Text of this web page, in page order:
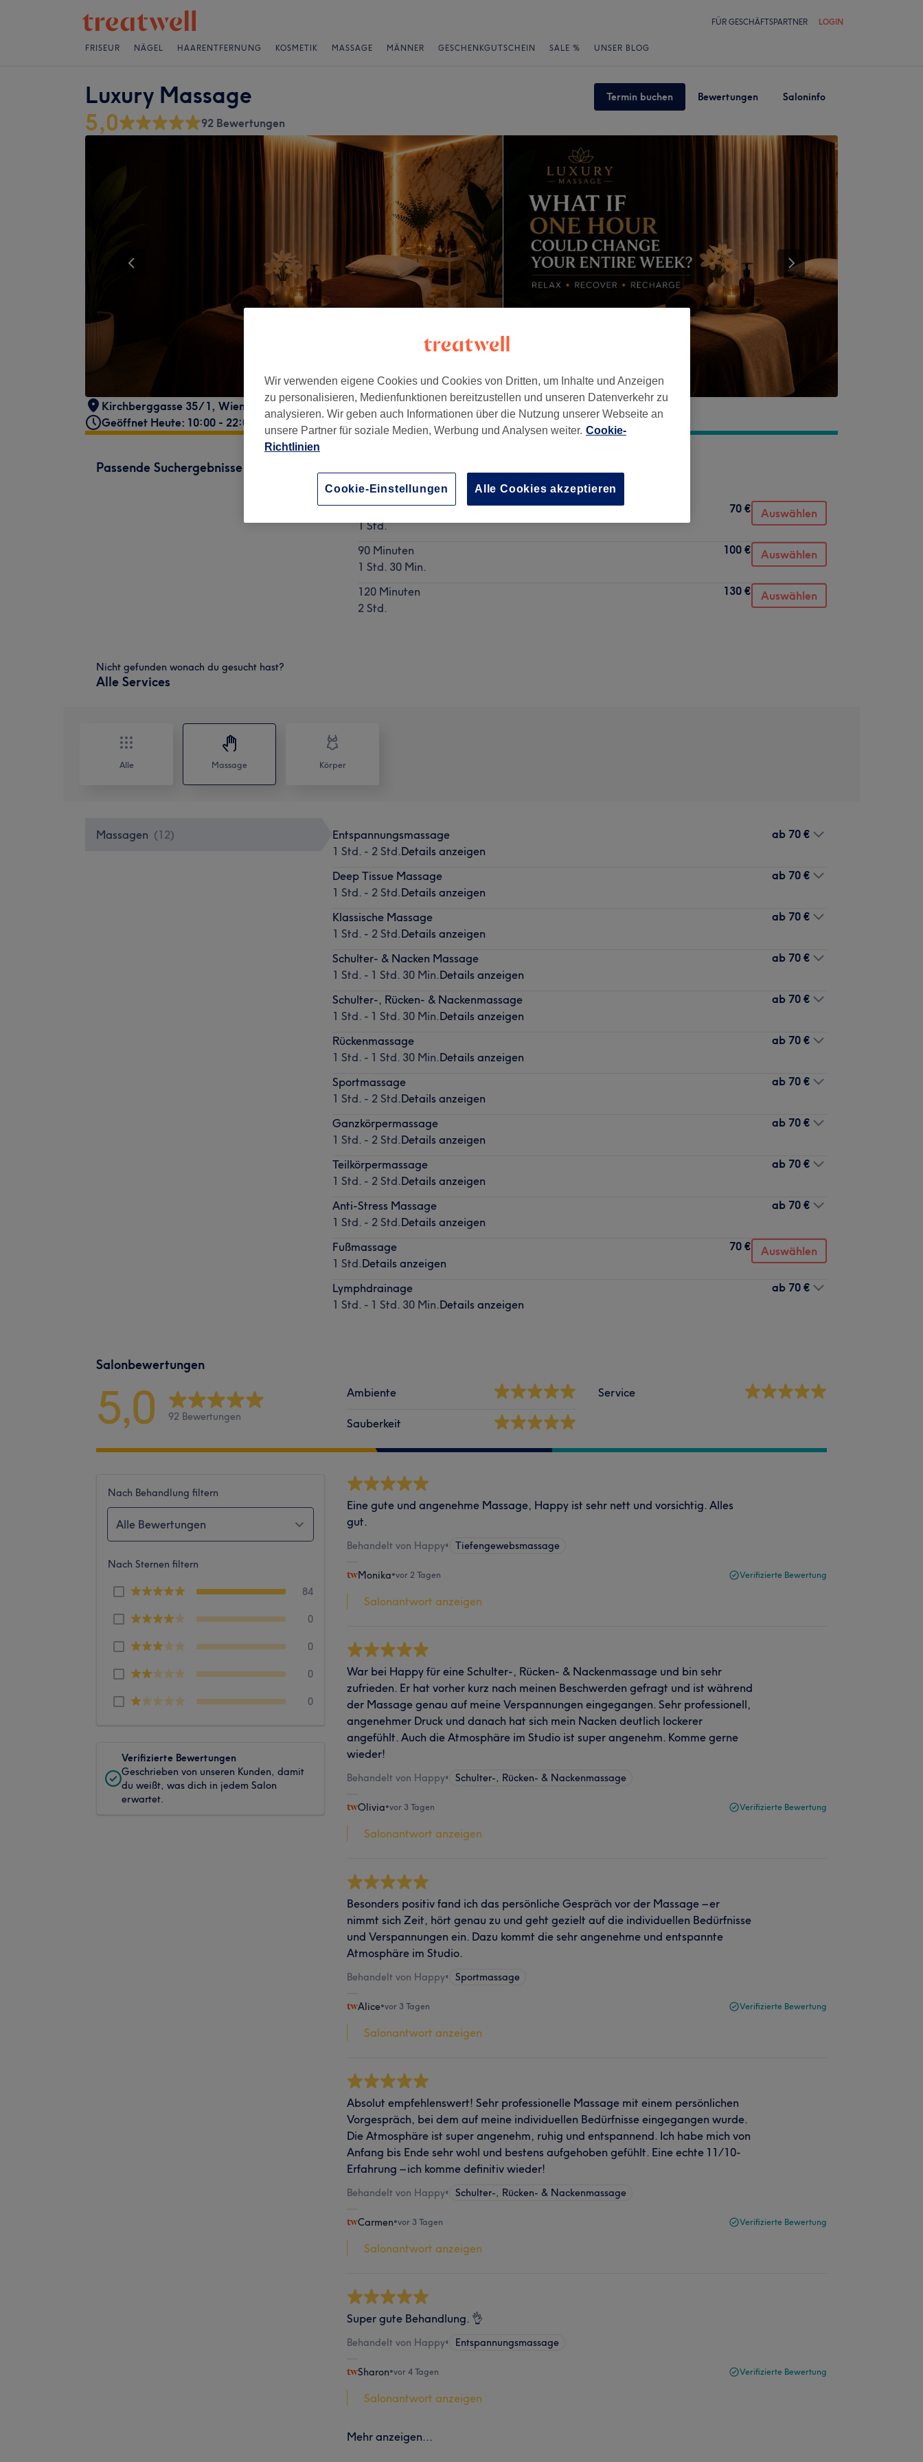
FÜR GESCHÄFTSPARTNER LOGIN
FRISEUR NÄGEL HAARENTFERNUNG KOSMETIK MASSAGE MÄNNER GESCHENKGUTSCHEIN SALE % UNSER BLOG
Luxury Massage Termin buchen Bewertungen Saloninfo
5,0 92 Bewertungen
Kirchberggasse 35/1 , Wien, 7. Bezirk, 1070
Geöffnet Heute: 10:00 - 22:00
Passende Suchergebnisse
Details anzeigen
60 Minuten
1 Std.
70 € Auswählen
90 Minuten
1 Std. 30 Min.
100 € Auswählen
120 Minuten
2 Std.
130 € Auswählen
Nicht gefunden wonach du gesucht hast?
Alle Services
Alle Massage Körper
Massagen (12)
Entspannungsmassage
1 Std. - 2 Std.Details anzeigen
ab 70 €
Deep Tissue Massage
1 Std. - 2 Std.Details anzeigen
ab 70 €
Klassische Massage
1 Std. - 2 Std.Details anzeigen
ab 70 €
Schulter- & Nacken Massage
1 Std. - 1 Std. 30 Min.Details anzeigen
ab 70 €
Schulter-, Rücken- & Nackenmassage
1 Std. - 1 Std. 30 Min.Details anzeigen
ab 70 €
Rückenmassage
1 Std. - 1 Std. 30 Min.Details anzeigen
ab 70 €
Sportmassage
1 Std. - 2 Std.Details anzeigen
ab 70 €
Ganzkörpermassage
1 Std. - 2 Std.Details anzeigen
ab 70 €
Teilkörpermassage
1 Std. - 2 Std.Details anzeigen
ab 70 €
Anti-Stress Massage
1 Std. - 2 Std.Details anzeigen
ab 70 €
Fußmassage
1 Std.Details anzeigen
70 € Auswählen
Lymphdrainage
1 Std. - 1 Std. 30 Min.Details anzeigen
ab 70 €
Salonbewertungen
5,0 92 Bewertungen
Ambiente
Sauberkeit
Service
Nach Behandlung filtern
Alle Bewertungen
Nach Sternen filtern
84
0
0
0
0
Verifizierte Bewertungen
Geschrieben von unseren Kunden, damit
du weißt, was dich in jedem Salon
erwartet.
Eine gute und angenehme Massage, Happy ist sehr nett und vorsichtig. Alles
gut.
Behandelt von Happy• Tiefengewebsmassage
Monika•vor 2 Tagen Verifizierte Bewertung
Salonantwort anzeigen
War bei Happy für eine Schulter-, Rücken- & Nackenmassage und bin sehr
zufrieden. Er hat vorher kurz nach meinen Beschwerden gefragt und ist während
der Massage genau auf meine Verspannungen eingegangen. Sehr professionell,
angenehmer Druck und danach hat sich mein Nacken deutlich lockerer
angefühlt. Auch die Atmosphäre im Studio ist super angenehm. Komme gerne
wieder!
Behandelt von Happy• Schulter-, Rücken- & Nackenmassage
Olivia•vor 3 Tagen Verifizierte Bewertung
Salonantwort anzeigen
Besonders positiv fand ich das persönliche Gespräch vor der Massage – er
nimmt sich Zeit, hört genau zu und geht gezielt auf die individuellen Bedürfnisse
und Verspannungen ein. Dazu kommt die sehr angenehme und entspannte
Atmosphäre im Studio.
Behandelt von Happy• Sportmassage
Alice•vor 3 Tagen Verifizierte Bewertung
Salonantwort anzeigen
Absolut empfehlenswert! Sehr professionelle Massage mit einem persönlichen
Vorgespräch, bei dem auf meine individuellen Bedürfnisse eingegangen wurde.
Die Atmosphäre ist super angenehm, ruhig und entspannend. Ich habe mich von
Anfang bis Ende sehr wohl und bestens aufgehoben gefühlt. Eine echte 11/10-
Erfahrung – ich komme definitiv wieder!
Behandelt von Happy• Schulter-, Rücken- & Nackenmassage
Carmen•vor 3 Tagen Verifizierte Bewertung
Salonantwort anzeigen
Super gute Behandlung. 👌
Behandelt von Happy• Entspannungsmassage
Sharon•vor 4 Tagen Verifizierte Bewertung
Salonantwort anzeigen
Mehr anzeigen...
Wir verwenden eigene Cookies und Cookies von Dritten, um Inhalte und Anzeigen
zu personalisieren, Medienfunktionen bereitzustellen und unseren Datenverkehr zu
analysieren. Wir geben auch Informationen über die Nutzung unserer Webseite an
unsere Partner für soziale Medien, Werbung und Analysen weiter. Cookie-
Richtlinien
Alle Cookies akzeptieren
Cookie-Einstellungen